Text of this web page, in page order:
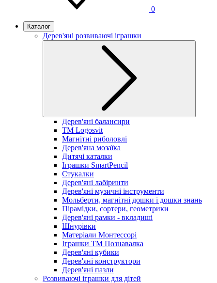
0
Каталог
Дерев'яні розвиваючі іграшки
Дерев'яні балансири
TM Logosvit
Магнітні риболовлі
Дерев'яна мозаїка
Дитячі каталки
Іграшки SmartPencil
Стукалки
Дерев'яні лабіринти
Дерев'яні музичні інструменти
Мольберти, магнітні дошки і дошки знань
Пірамідки, сортери, геометрики
Дерев'яні рамки - вкладиші
Шнурівки
Матеріали Монтессорі
Іграшки ТМ Познавалка
Дерев'яні кубики
Дерев'яні конструктори
Дерев'яні пазли
Розвиваючі іграшки для дітей